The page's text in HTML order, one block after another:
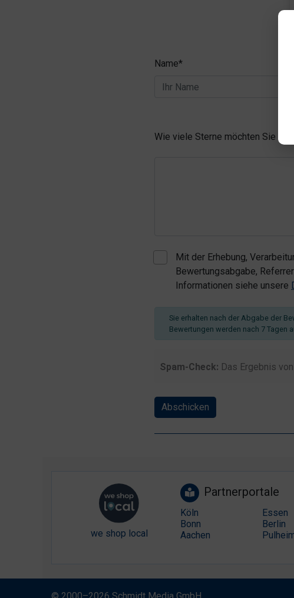
Name*
Wie viele Sterne möchten Sie
Mit der Erhebung,
Bewertungsabgabe,
Informationen siehe unsere
Sie erhalten nach der Abgabe der
Bewertungen werden nach 7 Tagen
Spam-Check: Das Ergebnis von
Abschicken
we shop local
Partnerportale
Köln
Bonn
Aachen
Essen
Berlin